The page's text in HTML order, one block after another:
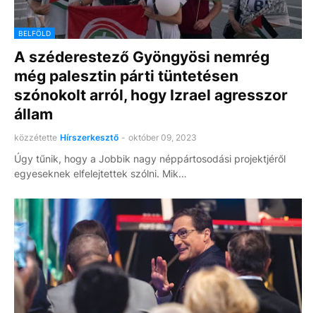
BELFÖLD
A széderestező Gyöngyösi nemrég
még palesztin párti tüntetésen
szónokolt arról, hogy Izrael agresszor
állam
közzétette Hírszerkesztő - október 09, 2023
Úgy tűnik, hogy a Jobbik nagy néppártosodási projektjéről
egyeseknek elfelejtettek szólni. Mik…